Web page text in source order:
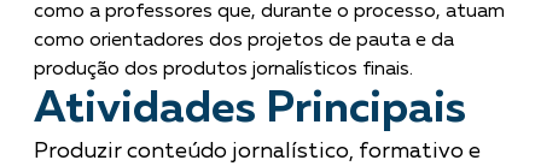
como a professores que, durante o processo, atuam
como orientadores dos projetos de pauta e da
produção dos produtos jornalísticos finais.
Atividades Principais
Produzir conteúdo jornalístico, formativo e